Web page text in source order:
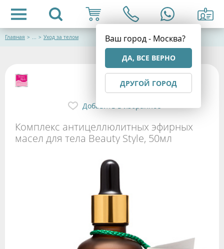
Ваш город - Москва?
ДА, ВСЕ ВЕРНО
ДРУГОЙ ГОРОД
Главная > ... > Уход за телом
Комплекс антицеллюлитных эфирных
масел для тела Beauty Style, 50мл
Добавить в избранное